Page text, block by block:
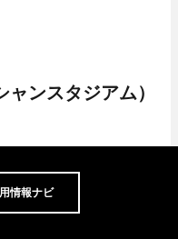
ンスタジアム）
㎡）
情報ナビ